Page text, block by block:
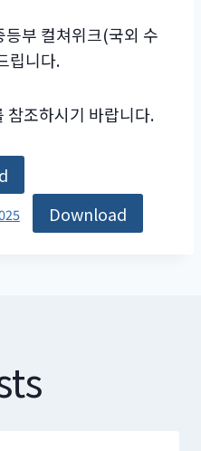
부 컬쳐위크(국외 수
립니다.
참조하시기 바랍니다.
Download